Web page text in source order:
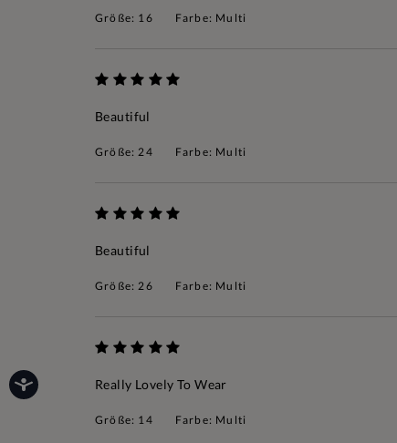
Größe: 16 Farbe: Multi
Beautiful
Größe: 24 Farbe: Multi
Beautiful
Größe: 26 Farbe: Multi
Really Lovely To Wear
Größe: 14 Farbe: Multi